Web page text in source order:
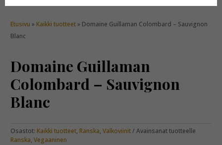
Etusivu » Kaikki tuotteet» Domaine Guillaman Colombard – Sauvignon
Blanc
Domaine Guillaman
Colombard – Sauvignon
Blanc
Osastot: Kaikki tuotteet, Ranska,Valkoviinit
Avainsanat tuotteelle
Ranska,Vegaaninen